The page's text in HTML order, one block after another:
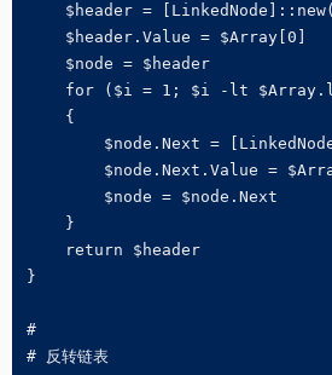
$header =
    $header.Value = $Array[0]
    $node = $header
for ($i = 1; $i -lt
    {
$node.Next =
$node.Next.Value =
        $node = $node.Next
    }
    return $header
}
#
# 反转链表